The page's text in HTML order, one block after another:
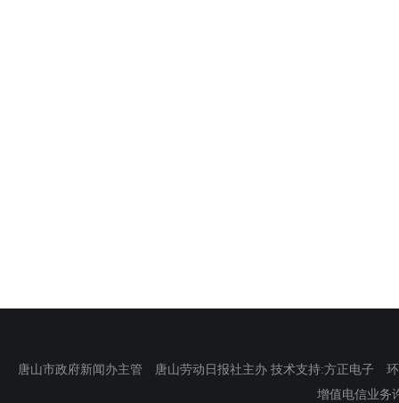
唐山市政府新闻办主管 唐山劳动日报社主办 技术支持:方正电子
增值电信业务